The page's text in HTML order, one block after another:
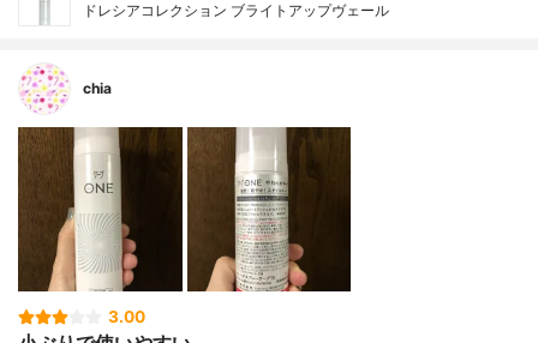
ドレシアコレクション ブライトアップヴェール
chia
3.00